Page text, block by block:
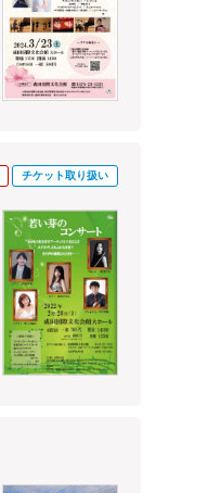
チケット取り扱い